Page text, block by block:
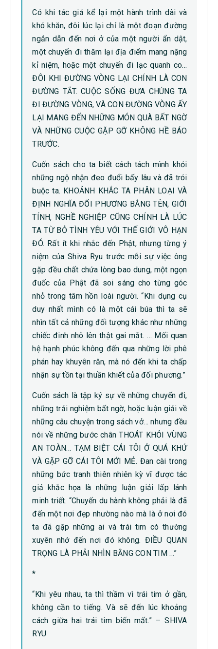
Có khi tác giả kể lại một hành trình dài và
khó khăn, đôi lúc lại chỉ là một đoạn đường
ngắn dẫn đến nơi ở của một người ẩn dật,
một chuyến đi thăm lại địa điểm mang nặng
kỉ niệm, hoặc một chuyến đi lạc quanh co…
ĐÔI KHI ĐƯỜNG VÒNG LẠI CHÍNH LÀ CON
ĐƯỜNG TẮT. CUỘC SỐNG ĐƯA CHÚNG TA
ĐI ĐƯỜNG VÒNG, VÀ CON ĐƯỜNG VÒNG ẤY
LẠI MANG ĐẾN NHỮNG MÓN QUÀ BẤT NGỜ
VÀ NHỮNG CUỘC GẶP GỠ KHÔNG HỀ BÁO
TRƯỚC.
Cuốn sách cho ta biết cách tách mình khỏi
những ngộ nhận đeo đuổi bấy lâu và đã trói
buộc ta. KHOẢNH KHẮC TA PHÂN LOẠI VÀ
ĐỊNH NGHĨA ĐỐI PHƯƠNG BẰNG TÊN, GIỚI
TÍNH, NGHỀ NGHIỆP CŨNG CHÍNH LÀ LÚC
TA TỪ BỎ TÌNH YÊU VỚI THẾ GIỚI VÔ HẠN
ĐÓ. Rất ít khi nhắc đến Phật, nhưng từng ý
niệm của Shiva Ryu trước mỗi sự việc ông
gặp đều chất chứa lòng bao dung, một ngọn
đuốc của Phật đã soi sáng cho từng góc
nhỏ trong tâm hồn loài người. “Khi dụng cụ
duy nhất mình có là một cái búa thì ta sẽ
nhìn tất cả những đối tượng khác như những
chiếc đinh nhô lên thật gai mắt. … Mối quan
hệ hạnh phúc không đến qua những lời phê
phán hay khuyên răn, mà nó đến khi ta chấp
nhận sự tồn tại thuần khiết của đối phương.”
Cuốn sách là tập ký sự về những chuyến đi,
những trải nghiệm bất ngờ, hoặc luận giải về
những câu chuyện trong sách vở… nhưng đều
nói về những bước chân THOÁT KHỎI VÙNG
AN TOÀN… TẠM BIỆT CÁI TÔI Ở QUÁ KHỨ
VÀ GẶP GỠ CÁI TÔI MỚI MẺ. Đan cài trong
những bức tranh thiên nhiên kỳ vĩ được tác
giả khắc họa là những luận giải lấp lánh
minh triết. “Chuyến du hành không phải là đã
đến một nơi đẹp nhường nào mà là ở nơi đó
ta đã gặp những ai và trái tim có thường
xuyên nhớ đến nơi đó không. ĐIỀU QUAN
TRỌNG LÀ PHẢI NHÌN BẰNG CON TIM …”
*
“Khi yêu nhau, ta thì thầm vì trái tim ở gần,
không cần to tiếng. Và sẽ đến lúc khoảng
cách giữa hai trái tim biến mất.” – SHIVA
RYU